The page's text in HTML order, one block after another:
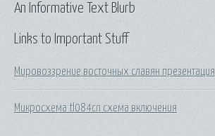
Links to Important Stuff
Мировоззрение восточных славян презентация
Микросхема tl084cn схема включения
An Informative Text Blurb